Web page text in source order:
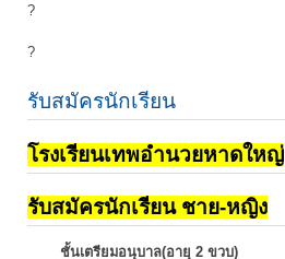
?
?
รับสมัครนักเรียน
โรงเรียนเทพอำนวยหาดใหญ่
รับสมัครนักเรียน ชาย-หญิง
ชั้นเตรียมอนุบาล(อายุ 2 ขวบ)